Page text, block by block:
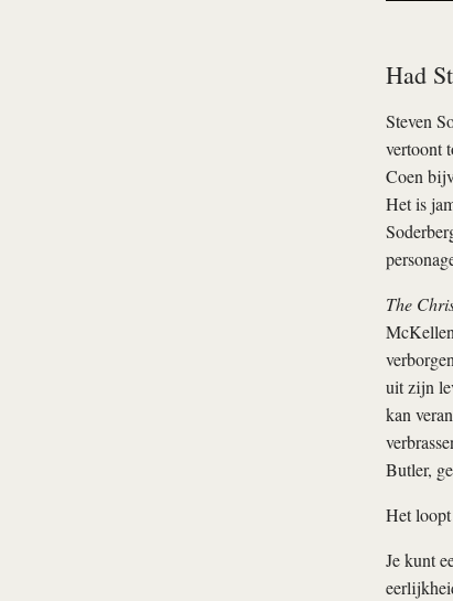
Had
Steven
vertoont
Coen
Het is
The
uit zijn
kan
Butler,
Het
Je kunt